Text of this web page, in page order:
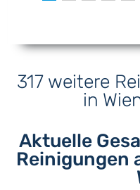
317 weitere
in
Aktuelle
Reinigungen